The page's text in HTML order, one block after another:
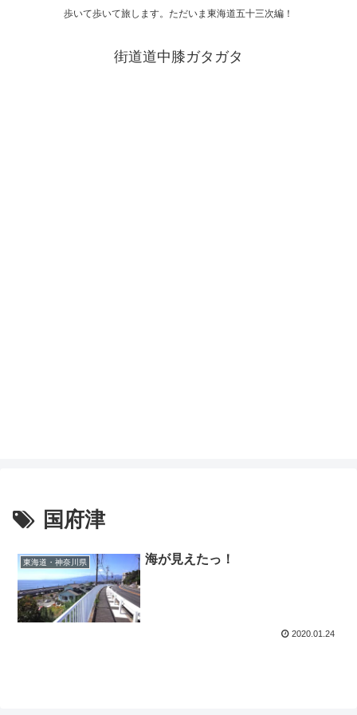
歩いて歩いて旅します。ただいま東海道五十三次編！
街道道中膝ガタガタ
国府津
東海道・神奈川県 海が見えたっ！
2020.01.24